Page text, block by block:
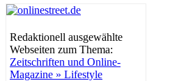
Redaktionell ausgewählte
Webseiten zum Thema:
Zeitschriften und Online-
Magazine » Lifestyle